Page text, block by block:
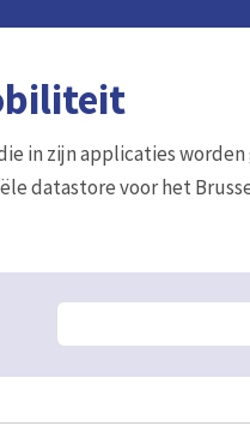
in zijn applicaties
datastore voor het